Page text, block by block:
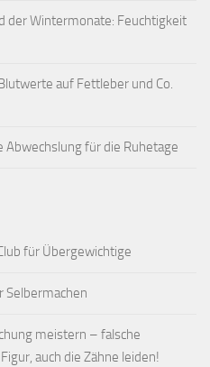
der Wintermonate: Feuchtigkeit
auf Fettleber und Co.
Abwechslung für die Ruhetage
für Übergewichtige
Selbermachen
meistern – falsche
auch die Zähne leiden!